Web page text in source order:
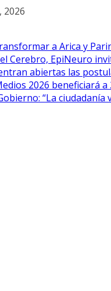
2026
a Arica y
Cerebro, EpiNeuro
abiertas las
2026 beneficiará
“La